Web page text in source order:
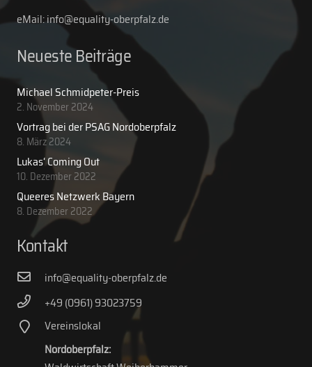
eMail: info@equality-oberpfalz.de
Neueste Beiträge
Michael Schmidpeter-Preis
2. November 2024
Vortrag bei der PSAG Nordoberpfalz
8. März 2024
Lukas‘ Coming Out
10. Dezember 2022
Queeres Netzwerk Bayern
8. Dezember 2022
Kontakt
info@equality-oberpfalz.de
+49 (0961) 93023759
Vereinslokal
Nordoberpfalz: